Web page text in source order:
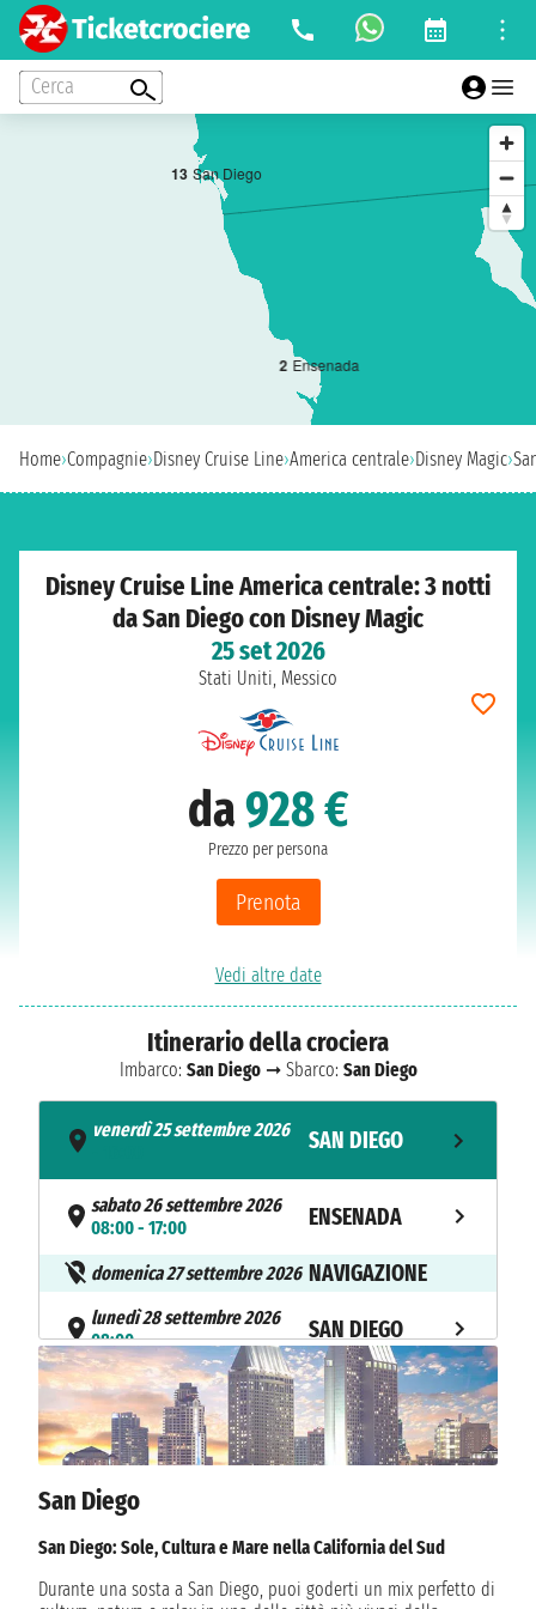
Cerca
13 San Diego
2 Ensenada
Home›Compagnie›Disney Cruise Line›America centrale›Disney Magic›
Disney Cruise Line America centrale: 3 notti
da San Diego con Disney Magic
25 set 2026
Stati Uniti, Messico
da928 €
Prezzo per persona
Prenota
Vedi altre date
Itinerario della crociera
Imbarco: San Diego➞ Sbarco: San Diego
venerdì 25 settembre 2026
SAN DIEGO
sabato 26 settembre 2026
08:00 - 17:00
ENSENADA
domenica 27 settembre 2026 NAVIGAZIONE
lunedì 28 settembre 2026
08:00
SAN DIEGO
San Diego
San Diego: Sole, Cultura e Mare nella California del Sud
Durante una sosta a San Diego, puoi goderti un mix perfetto di